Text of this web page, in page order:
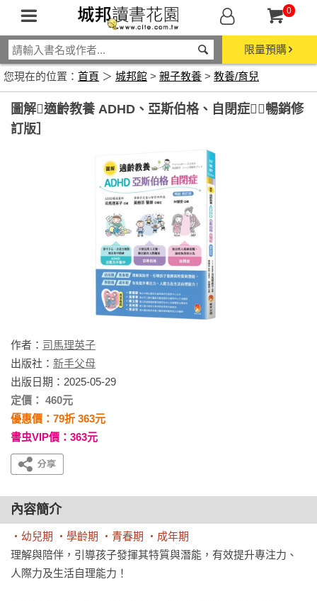
0
限量預購
您現在的位置： 首頁 ＞ 城邦館 > 親子教養 > 教養/育兒
圖解適齡教養 ADHD、亞斯伯格、自閉症［暢銷修
訂版］
作者： 司馬理英子
出版社： 新手父母
出版日期：2025-05-29
定價： 460元
優惠價：79折 363元
書虫VIP價：363元
內容簡介
‧幼兒期 ‧學齡期 ‧青春期 ‧成年期
理解與陪伴，引導孩子發揮其特質與潛能，有效提升專注力、
人際力及生活自理能力！